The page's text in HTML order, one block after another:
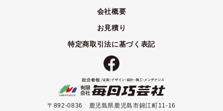
〒892-0836 鹿児島県鹿児島市錦江町11-16
会社概要
お見積り
特定商取引法に基づく表記